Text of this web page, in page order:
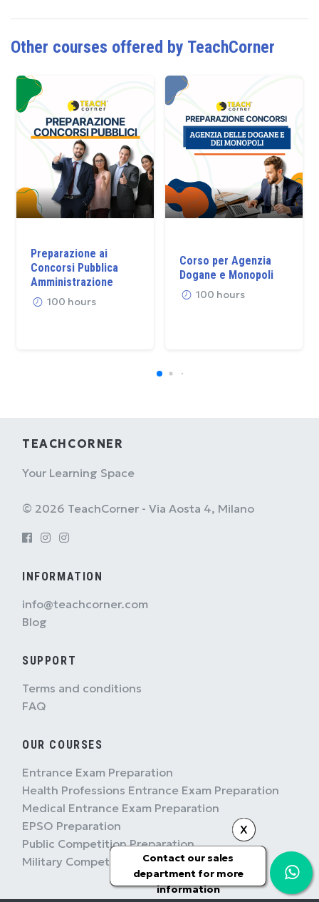
Other courses offered by TeachCorner
Preparazione ai
Concorsi Pubblica
Amministrazione
100 hours
Corso per Agenzia
Dogane e Monopoli
100 hours
X
Contact our sales
department for more
information
TEACHCORNER
Your Learning Space
© 2026 TeachCorner - Via Aosta 4, Milano
INFORMATION
info@teachcorner.com
Blog
SUPPORT
Terms and conditions
FAQ
OUR COURSES
Entrance Exam Preparation
Health Professions Entrance Exam Preparation
Medical Entrance Exam Preparation
EPSO Preparation
Public Competition Preparation
Military Competition Preparation